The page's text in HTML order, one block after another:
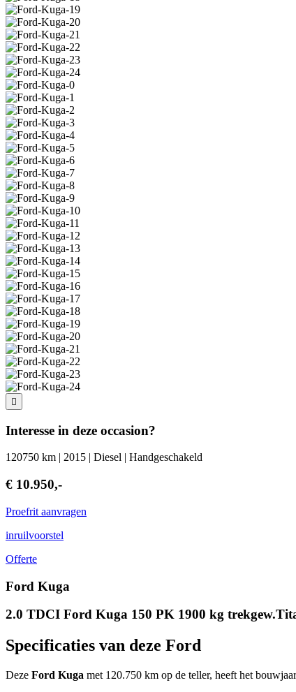
Interesse in deze occasion?
120750 km | 2015 | Diesel | Handgeschakeld
€ 10.950,-
Proefrit aanvragen
inruilvoorstel
Offerte
Ford Kuga
2.0 TDCI Ford Kuga 150 PK 1900 kg
Specificaties van deze Ford
Deze Ford Kuga met 120.750 km op de teller, heeft het